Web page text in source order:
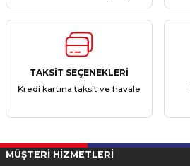
TAKSİT SEÇENEKLERİ
Kredi kartına taksit ve havale
MÜŞTERİ HİZMETLERİ